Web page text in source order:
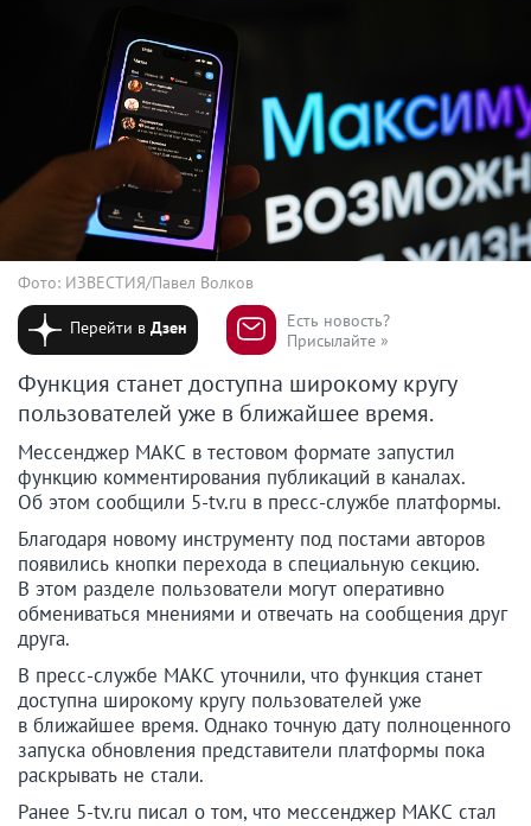
Фото: ИЗВЕСТИЯ/Павел Волков
Перейти вДзен
Есть новость?
Присылайте »
Функция станет доступна широкому кругу
пользователей уже в ближайшее время.
Мессенджер МАКС в тестовом формате запустил
функцию комментирования публикаций в каналах.
Об этом сообщили 5-tv.ru в пресс-службе платформы.
Благодаря новому инструменту под постами авторов
появились кнопки перехода в специальную секцию.
В этом разделе пользователи могут оперативно
обмениваться мнениями и отвечать на сообщения друг
друга.
В пресс-службе МАКС уточнили, что функция станет
доступна широкому кругу пользователей уже
в ближайшее время. Однако точную дату полноценного
запуска обновления представители платформы пока
раскрывать не стали.
Ранее 5-tv.ru писал о том, что мессенджер МАКС стал